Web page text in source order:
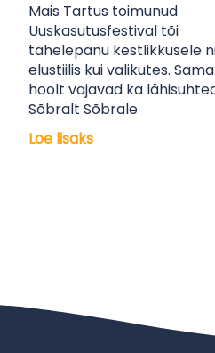
Mais Tartus toimunud
Uuskasutusfestival tõi
tähelepanu kestlikkusele
elustiilis kui valikutes. Sama
hoolt vajavad ka
Sõbralt Sõbrale
Loe lisaks